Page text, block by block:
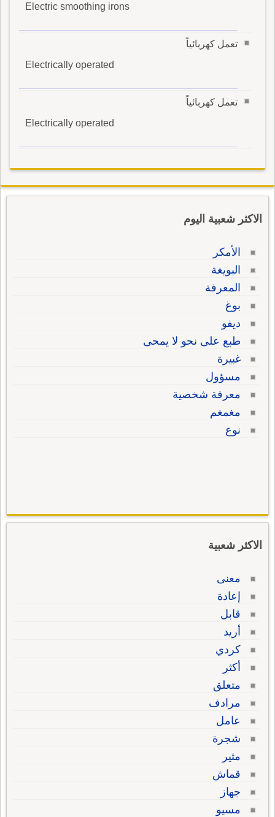
Electric smoothing irons
تعمل كهربائياً
Electrically operated
تعمل كهربائياً
Electrically operated
الاكثر شعبية اليوم
الأمكر
البويغة
المعرفة
بوغ
ديفو
طبع على نحو لا يمحى
غبيرة
مسؤول
معرفة شخصية
مغمغم
نوع
الاكثر شعبية
معنى
إعادة
قابل
أريد
كردي
أكثر
متعلق
مرادف
عامل
شجرة
مثير
قماش
جهاز
مسيو